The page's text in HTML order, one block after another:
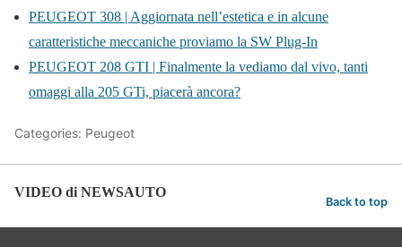
PEUGEOT 308 | Aggiornata nell’estetica e in alcune
caratteristiche meccaniche proviamo la SW Plug-In
PEUGEOT 208 GTI | Finalmente la vediamo dal vivo, tanti
omaggi alla 205 GTi, piacerà ancora?
Categories: Peugeot
VIDEO di NEWSAUTO
Back to top